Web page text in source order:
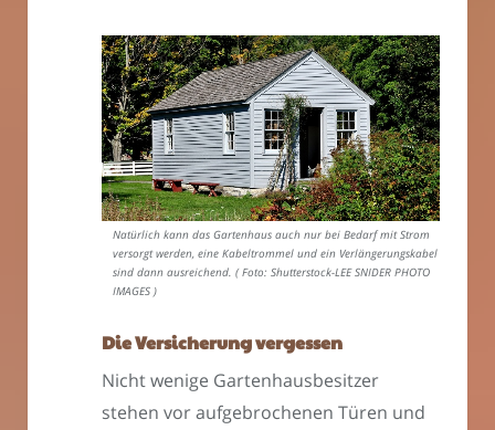
Natürlich kann das Gartenhaus auch nur bei Bedarf mit Strom
versorgt werden, eine Kabeltrommel und ein Verlängerungskabel
sind dann ausreichend. ( Foto: Shutterstock-LEE SNIDER PHOTO
IMAGES )
Die Versicherung vergessen
Nicht wenige Gartenhausbesitzer
stehen vor aufgebrochenen Türen und